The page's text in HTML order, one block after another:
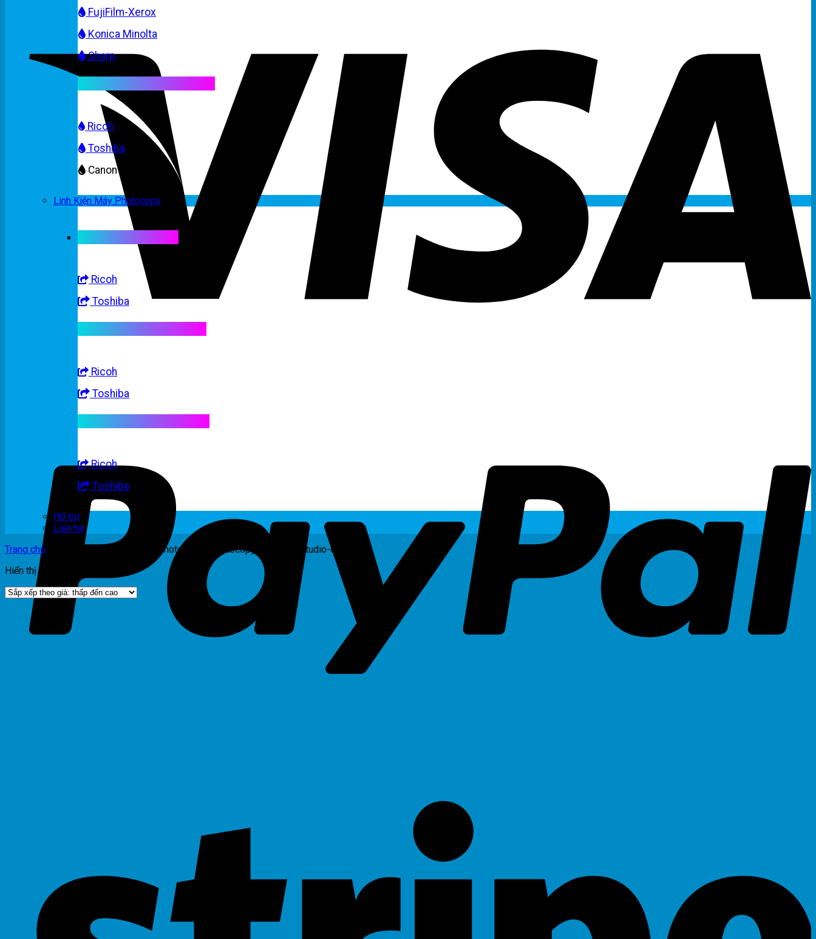
FujiFilm-Xerox
Konica Minolta
Sharp
Ricoh
Toshiba
Canon
Linh Kiện Máy Photocopy
Ricoh
Toshiba
Ricoh
Toshiba
Ricoh
Toshiba
Hổ trợ
Liên hệ
Trang chủ
Sản phẩm được gắn thẻ “motor-muc-photocopy-toshiba-estudio-6570c”
Hiển thị kết quả duy nhất